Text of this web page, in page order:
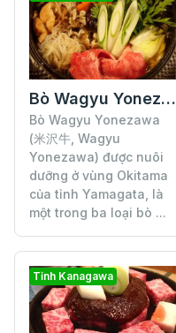
Bò Wagyu Yonezawa
Bò Wagyu Yonezawa
(米沢牛, Wagyu
Yonezawa) được nuôi
dưỡng ở vùng Okitama
của tỉnh Yamagata, là
một trong ba loại bò ...
Tỉnh Kanagawa